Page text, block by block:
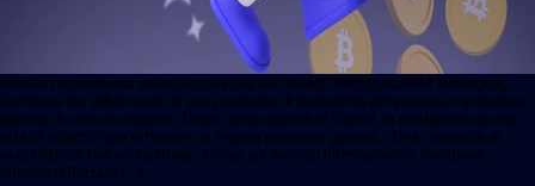
Mentre l'ecosistema delle criptovalute è in fase di ristrutturazione strategica,
Coinbase sta affermando la sua posizione di leadership attraverso un'ambiziosa
politica di crescita esterna. Dopo l'acquisizione di Deribit, la piattaforma punta
ad altri obiettivi per rafforzare la propria presenza globale. Una dinamica di
acquisizione ben orchestrata Focus sui mercati internazionali: Coinbase
intende rafforzare […]